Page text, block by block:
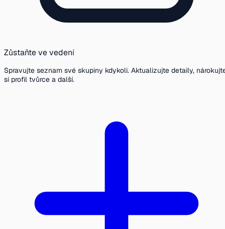
Zůstaňte ve vedení
Spravujte seznam své skupiny kdykoli. Aktualizujte detaily,
si profil tvůrce a další.